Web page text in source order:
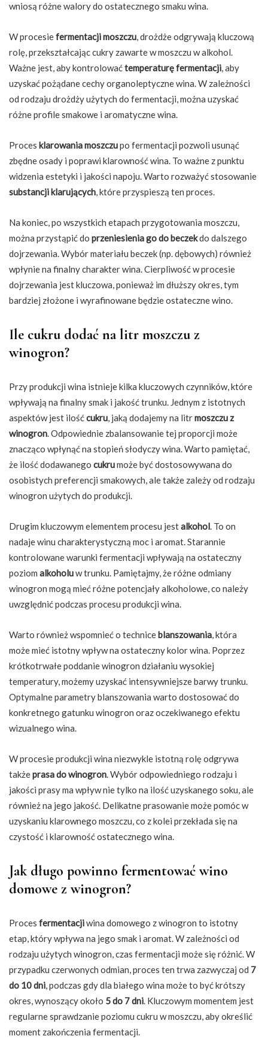
wniosą różne walory do ostatecznego smaku wina.
W procesiefermentacji moszczu, drożdże odgrywają kluczową
rolę, przekształcając cukry zawarte w moszczu w alkohol.
Ważne jest, aby kontrolowaćtemperaturę fermentacji, aby
uzyskać pożądane cechy organoleptyczne wina. W zależności
od rodzaju drożdży użytych do fermentacji, można uzyskać
różne profile smakowe i aromatyczne wina.
Proces klarowania moszczupo fermentacji pozwoli usunąć
zbędne osady i poprawi klarowność wina. To ważne z punktu
widzenia estetyki i jakości napoju. Warto rozważyć stosowanie
substancji klarujących, które przyspieszą ten proces.
Na koniec, po wszystkich etapach przygotowania moszczu,
można przystąpić do przeniesienia go do beczekdo dalszego
dojrzewania. Wybór materiału beczek (np. dębowych) również
wpłynie na finalny charakter wina. Cierpliwość w procesie
dojrzewania jest kluczowa, ponieważ im dłuższy okres, tym
bardziej złożone i wyrafinowane będzie ostateczne wino.
Ile cukru dodać na litr moszczu z
winogron?
Przy produkcji wina istnieje kilka kluczowych czynników, które
wpływają na finalny smak i jakość trunku. Jednym z istotnych
aspektów jest ilośćcukru, jaką dodajemy na litrmoszczu z
winogron. Odpowiednie zbalansowanie tej proporcji może
znacząco wpłynąć na stopień słodyczy wina. Warto pamiętać,
że ilość dodawanego cukrumoże być dostosowywana do
osobistych preferencji smakowych, ale także zależy od rodzaju
winogron użytych do produkcji.
Drugim kluczowym elementem procesu jestalkohol. To on
nadaje winu charakterystyczną moc i aromat. Starannie
kontrolowane warunki fermentacji wpływają na ostateczny
poziom alkoholuw trunku. Pamiętajmy, że różne odmiany
winogron mogą mieć różne potencjały alkoholowe, co należy
uwzględnić podczas procesu produkcji wina.
Warto również wspomnieć o technice blanszowania, która
może mieć istotny wpływ na ostateczny kolor wina. Poprzez
krótkotrwałe poddanie winogron działaniu wysokiej
temperatury, możemy uzyskać intensywniejsze barwy trunku.
Optymalne parametry blanszowania warto dostosować do
konkretnego gatunku winogron oraz oczekiwanego efektu
wizualnego wina.
W procesie produkcji wina niezwykle istotną rolę odgrywa
takżeprasa do winogron. Wybór odpowiedniego rodzaju i
jakości prasy ma wpływ nie tylko na ilość uzyskanego soku, ale
również na jego jakość. Delikatne prasowanie może pomóc w
uzyskaniu klarownego moszczu, co z kolei przekłada się na
czystość i klarowność ostatecznego wina.
Jak długo powinno fermentować wino
domowe z winogron?
Proces fermentacjiwina domowego z winogron to istotny
etap, który wpływa na jego smak i aromat. W zależności od
rodzaju użytych winogron, czas fermentacji może się różnić. W
przypadku czerwonych odmian, proces ten trwa zazwyczaj od 7
do 10 dni, podczas gdy dla białego wina może to być krótszy
okres, wynoszący około 5 do 7 dni. Kluczowym momentem jest
regularne sprawdzanie poziomu cukru w moszczu, aby określić
moment zakończenia fermentacji.